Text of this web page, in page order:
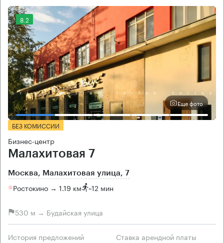
8.2
Еще фото
БЕЗ КОМИССИИ
Бизнес-центр
Малахитовая 7
Москва, Малахитовая улица, 7
Ростокино → 1.19 км ~12 мин
530 м → Будайская улица
История предложений Ставка арендной платы